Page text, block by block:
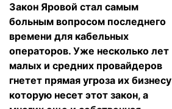
Закон Яровой стал самым
больным вопросом последнего
времени для кабельных
операторов. Уже несколько лет
малых и средних провайдеров
гнетет прямая угроза их бизнесу
которую несет этот закон, а